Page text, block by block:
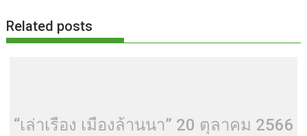
Related posts
“เล่าเรื่อง เมืองล้านนา” 20 ตุลาคม 2566